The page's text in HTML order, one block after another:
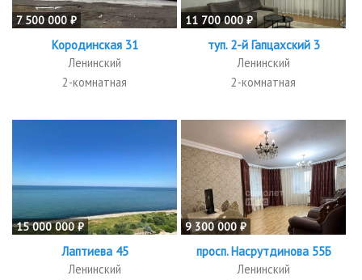
7 500 000 ₽
Кородинская 31
Ленинский
2-комнатная
11 700 000 ₽
туп. 2-й Гапцахский 3
Ленинский
2-комнатная
15 000 000 ₽
Лаптиева 45
Ленинский
9 300 000 ₽
просп. Насрутдинова 55Б
Ленинский